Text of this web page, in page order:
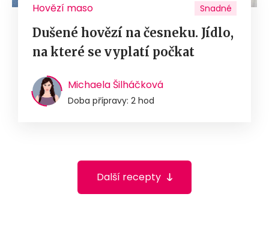
Hovězí maso Snadné
Dušené hovězí na česneku. Jídlo,
na které se vyplatí počkat
Michaela Šilháčková
Doba přípravy: 2 hod
Další recepty